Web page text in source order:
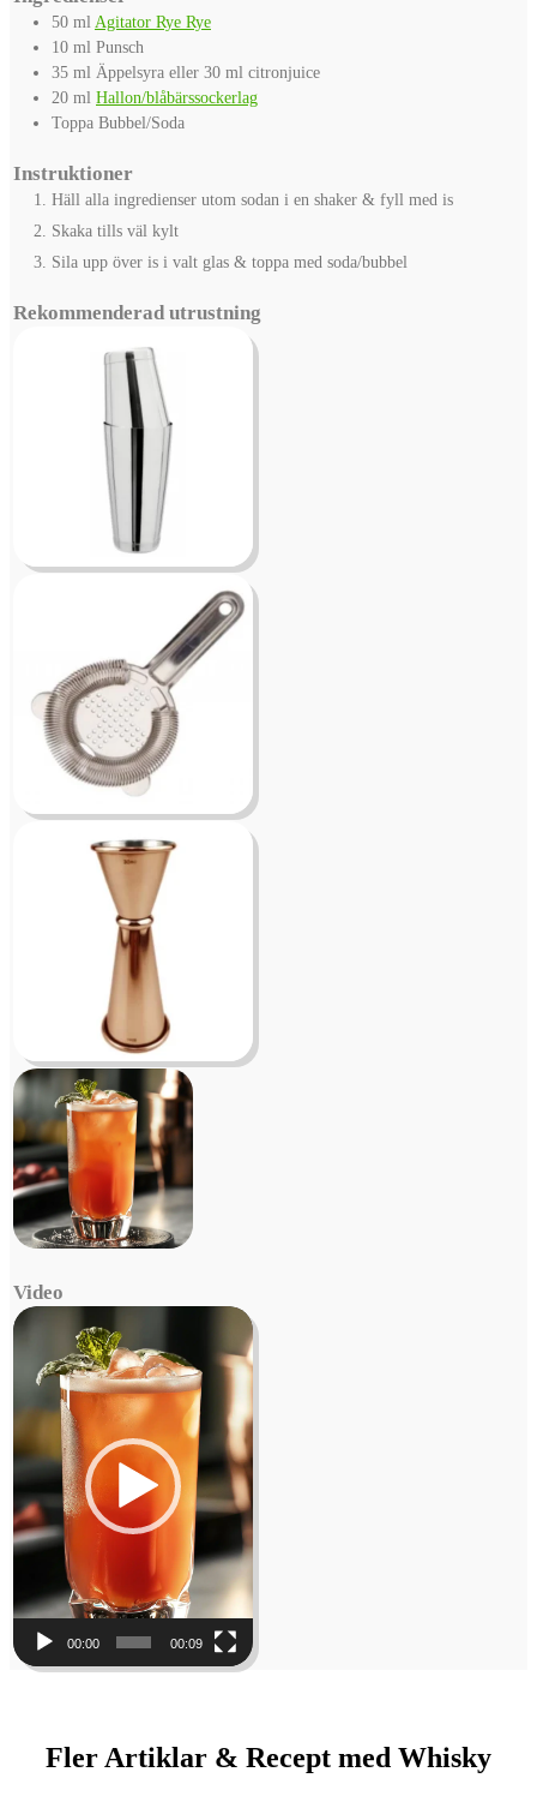
50 mlAgitator Rye Rye
10 ml Punsch
35 ml Äppelsyra eller 30 ml citronjuice
20 ml Hallon/blåbärssockerlag
Toppa Bubbel/Soda
Instruktioner
Häll alla ingredienser utom sodan i en shaker & fyll med is
Skaka tills väl kylt
Sila upp över is i valt glas & toppa med soda/bubbel
Rekommenderad utrustning
Video
Video
00:00 00:09
Fler Artiklar & Recept med Whisky